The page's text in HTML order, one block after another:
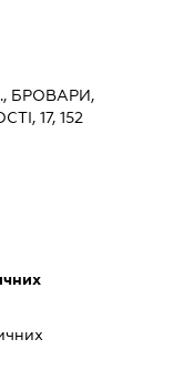
БРОВАРИ,
17, 152